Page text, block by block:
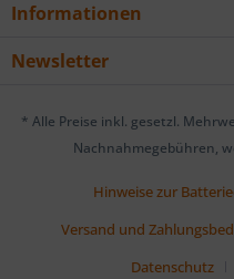
Informationen
Newsletter
* Alle Preise inkl. gesetzl.
Nachnahmegebühren,
Hinweise zur
Versand und
Datenschutz